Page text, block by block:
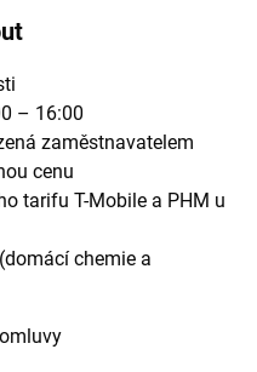
– 16:00
zaměstnavatelem
cenu
tarifu T-Mobile a PHM u
chemie a